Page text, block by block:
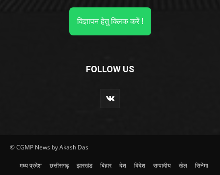
विज्ञापन हेतु क्लिक करें !
FOLLOW US
© CGMP News by Akash Das
मध्य प्रदेश छत्तीसगढ़ झारखंड बिहार देश विदेश सम्पादीय खेल सिनेमा